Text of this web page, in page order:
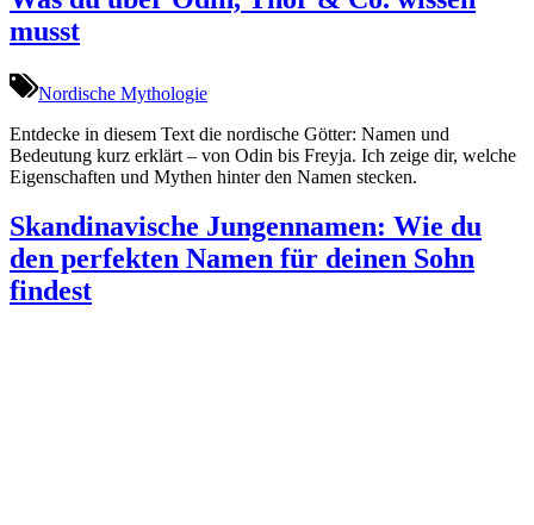
musst
Nordische Mythologie
Entdecke in diesem Text die nordische Götter: Namen und
Bedeutung kurz erklärt – von Odin bis Freyja. Ich zeige dir, welche
Eigenschaften und Mythen hinter den Namen stecken.
Skandinavische Jungennamen: Wie du
den perfekten Namen für deinen Sohn
findest